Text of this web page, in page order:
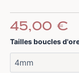
45,00 €
Tailles boucles
quantité
Boucles